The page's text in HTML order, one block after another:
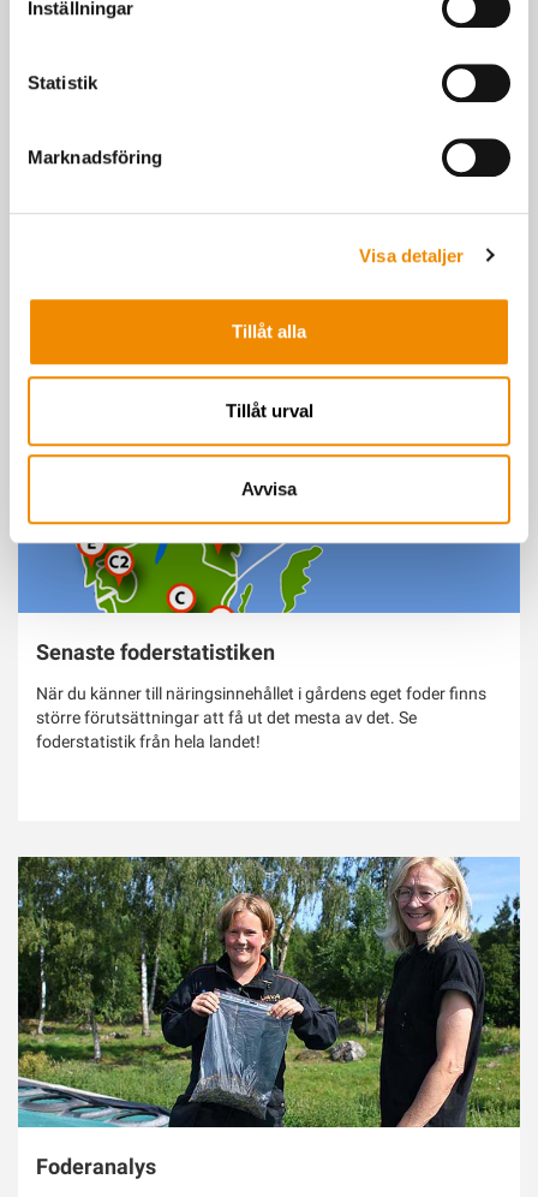
Inställningar
Statistik
Marknadsföring
Visa detaljer
Tillåt alla
Tillåt urval
Avvisa
Om du är intresserad av grovfoderrådgivning och klimatfrågor,
Senaste foderstatistiken
När du känner till näringsinnehållet i gårdens eget foder finns
större förutsättningar att få ut det mesta av det. Se
foderstatistik från hela landet!
Foderanalys